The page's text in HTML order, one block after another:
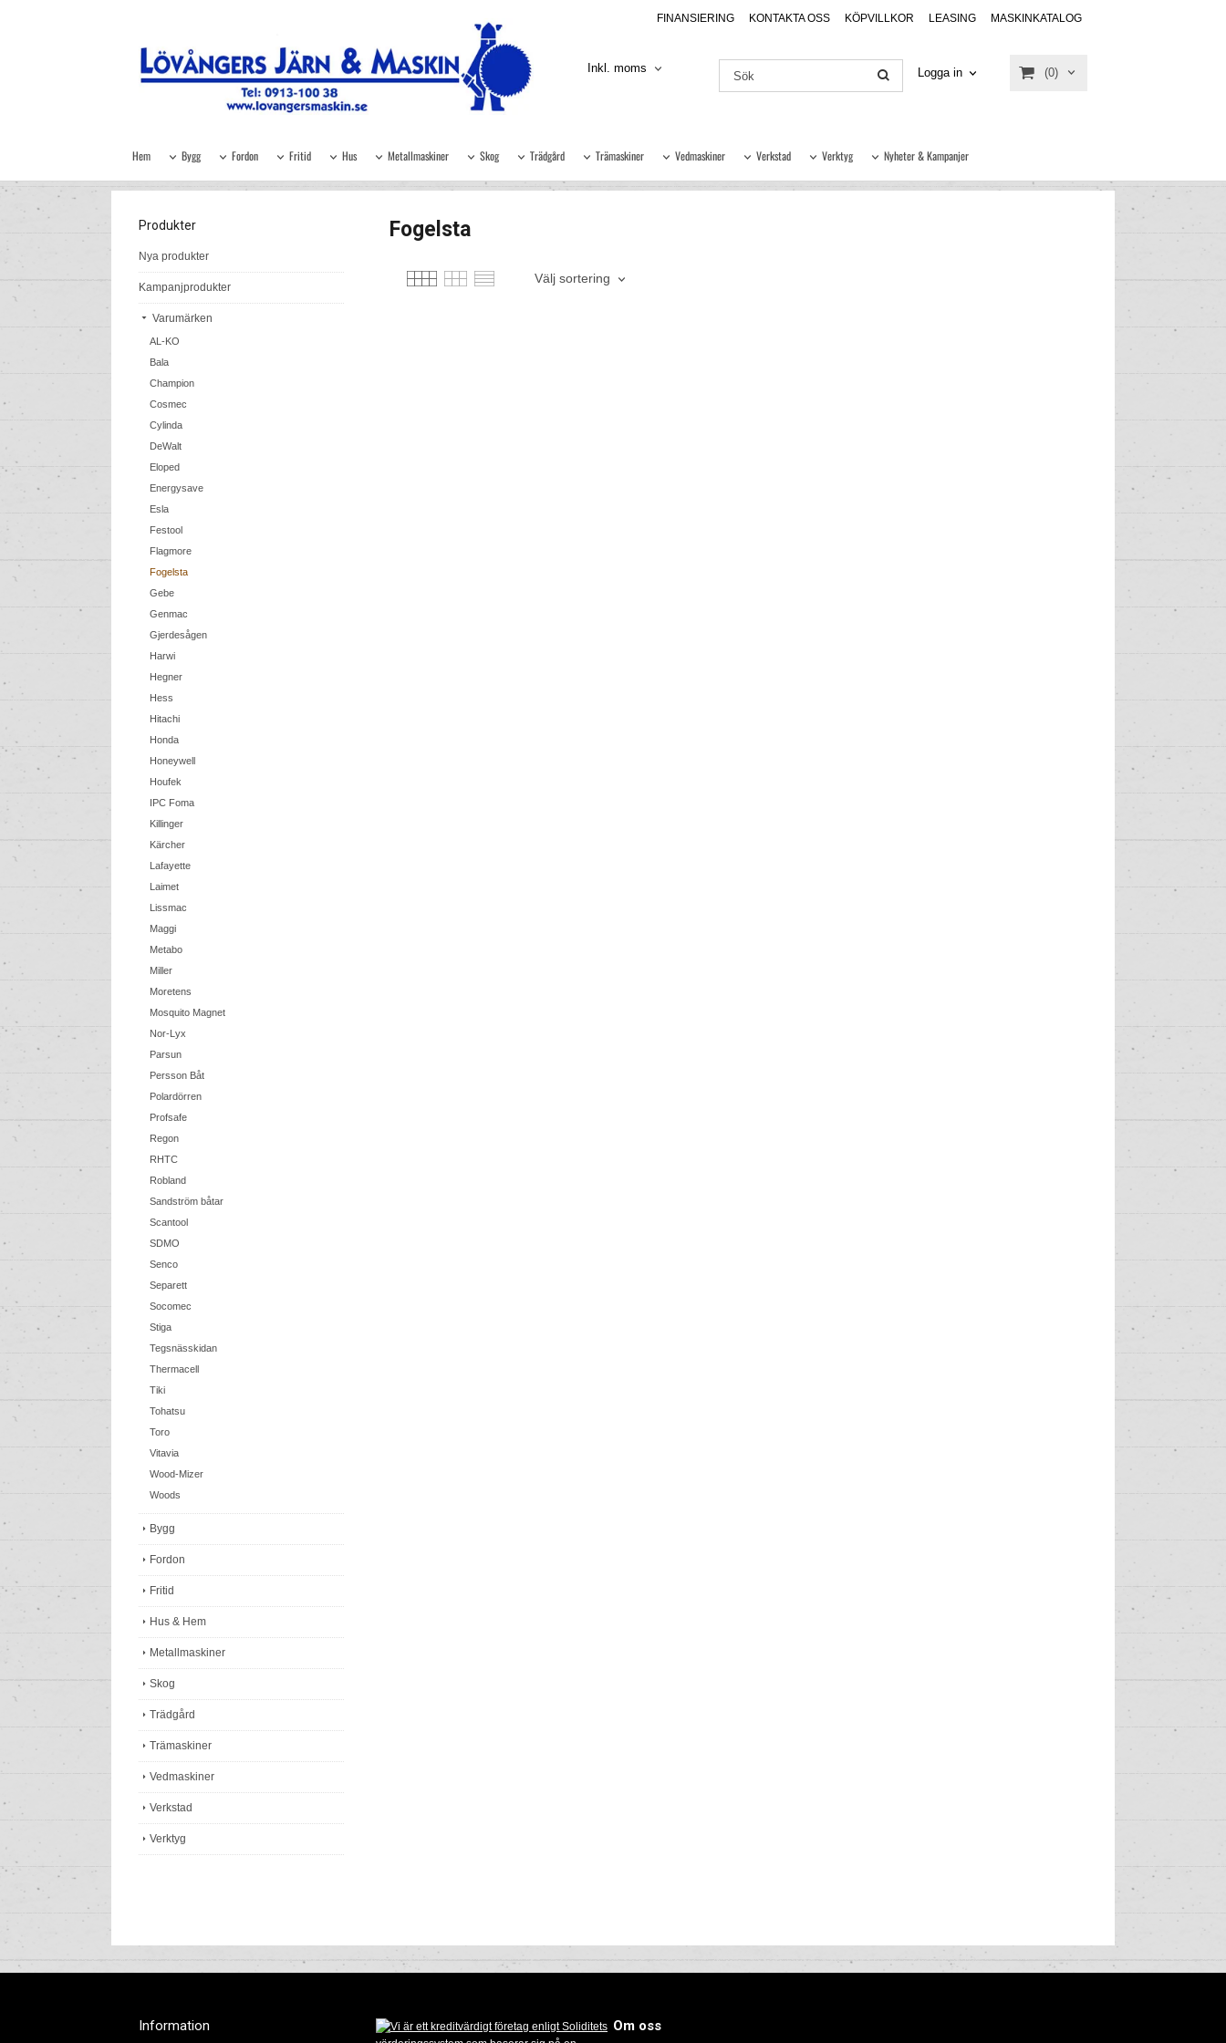
FINANSIERING KONTAKTA OSS KÖPVILLKOR LEASING MASKINKATALOG
Inkl. moms Logga in (0)
Hem Bygg Fordon Fritid Hus Metallmaskiner Skog Trädgård Trämaskiner Vedmaskiner Verkstad Verktyg Nyheter & Kampanjer
Produkter
Nya produkter
Kampanjprodukter
Varumärken
AL-KO
Bala
Champion
Cosmec
Cylinda
DeWalt
Eloped
Energysave
Esla
Festool
Flagmore
Fogelsta
Gebe
Genmac
Gjerdesågen
Harwi
Hegner
Hess
Hitachi
Honda
Honeywell
Houfek
IPC Foma
Killinger
Kärcher
Lafayette
Laimet
Lissmac
Maggi
Metabo
Miller
Moretens
Mosquito Magnet
Nor-Lyx
Parsun
Persson Båt
Polardörren
Profsafe
Regon
RHTC
Robland
Sandström båtar
Scantool
SDMO
Senco
Separett
Socomec
Stiga
Tegsnässkidan
Thermacell
Tiki
Tohatsu
Toro
Vitavia
Wood-Mizer
Woods
Bygg
Fordon
Fritid
Hus & Hem
Metallmaskiner
Skog
Trädgård
Trämaskiner
Vedmaskiner
Verkstad
Verktyg
Fogelsta
Välj sortering
Information Om oss